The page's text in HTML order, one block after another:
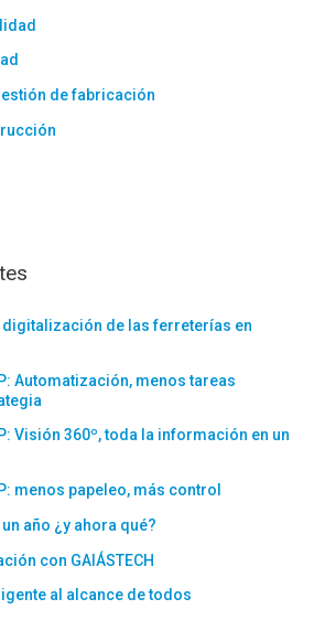
de fabricación
digitalización de las ferreterías en
Automatización, menos tareas
Visión 360º, toda la información en un
menos papeleo, más control
año ¿y ahora qué?
con GAIÁSTECH
al alcance de todos